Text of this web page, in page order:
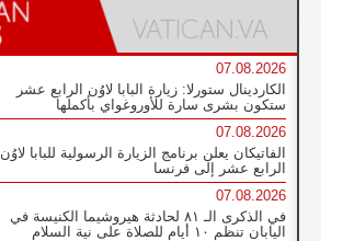
07.08.2026
الكاردينال ستورلا: زيارة البابا لاوُن الرابع عشر
ستكون بشرى سارة للأوروغواي بأكملها
07.08.2026
الفاتيكان يعلن برنامج الزيارة الرسولية للبابا لاوُن
الرابع عشر إلى فرنسا
07.08.2026
في الذكرى الـ ٨١ لحادثة هيروشيما الكنيسة في
اليابان تنظم ١٠ أيام للصلاة على نية السلام